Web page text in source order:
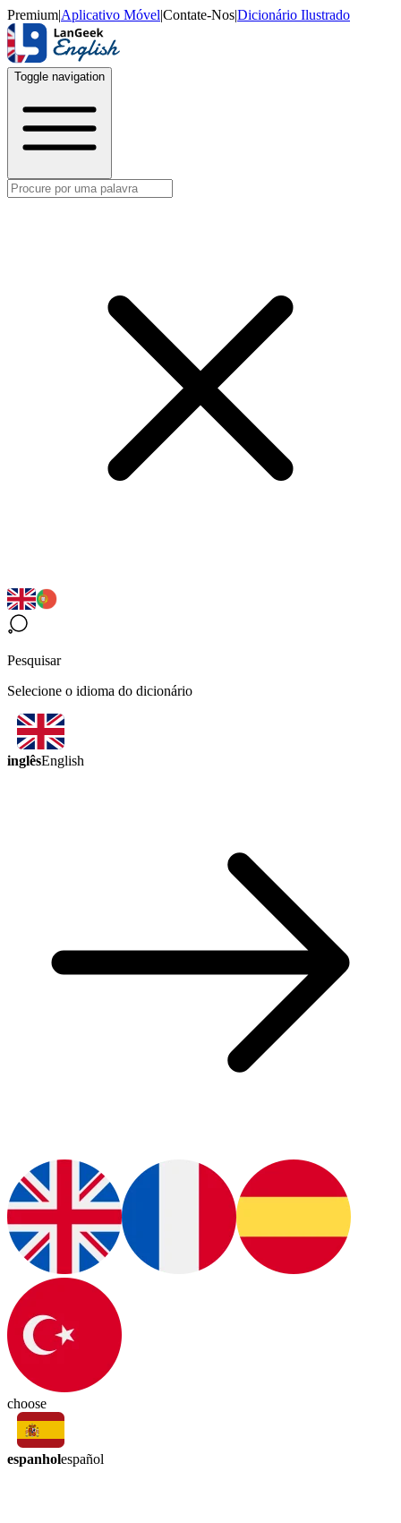
Premium|Aplicativo Móvel|Contate-Nos|Dicionário Ilustrado
Toggle navigation
Pesquisar
Selecione o idioma do dicionário
inglêsEnglish
choose
espanholespañol